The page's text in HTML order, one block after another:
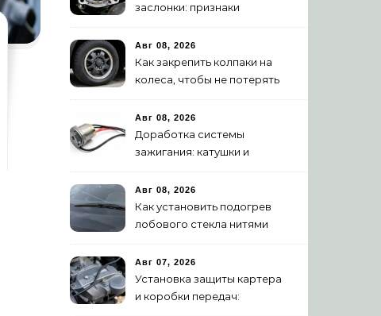
заслонки: признаки
Авг 08, 2026
Как закрепить колпаки на
колеса, чтобы не потерять
Авг 08, 2026
Доработка системы
зажигания: катушки и
Авг 08, 2026
Как установить подогрев
лобового стекла нитями
Авг 07, 2026
Установка защиты картера
и коробки передач: